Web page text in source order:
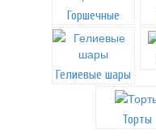
Горшечные
Гелиевые шары
Торты